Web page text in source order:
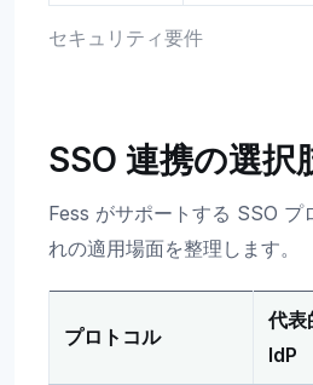
セキュリティ要件
SSO 連携の選択
Fess がサポートする SSO プ
れの適用場面を整理します。
プロトコル
代表
IdP